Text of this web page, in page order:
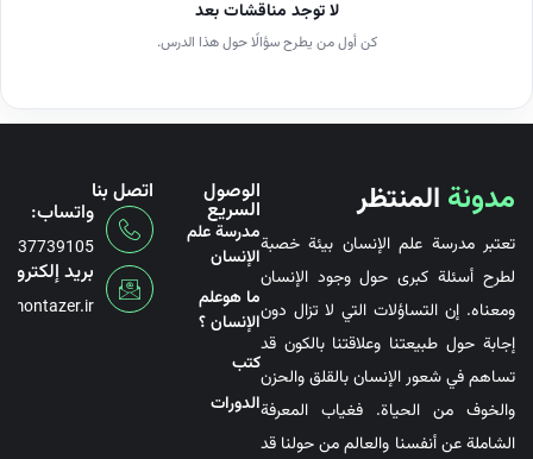
لا توجد مناقشات بعد
كن أول من يطرح سؤالًا حول هذا الدرس.
مدونة المنتظر
تعتبر مدرسة علم الإنسان بيئة خصبة
لطرح أسئلة كبرى حول وجود الإنسان
ومعناه. إن التساؤلات التي لا تزال دون
إجابة حول طبيعتنا وعلاقتنا بالكون قد
تساهم في شعور الإنسان بالقلق والحزن
والخوف من الحياة. فغياب المعرفة
الشاملة عن أنفسنا والعالم من حولنا قد
الوصول
السريع
مدرسة علم
الإنسان
ما هوعلم
الإنسان ؟
کتب
الدورات
اتصل بنا
واتساب:
بريد